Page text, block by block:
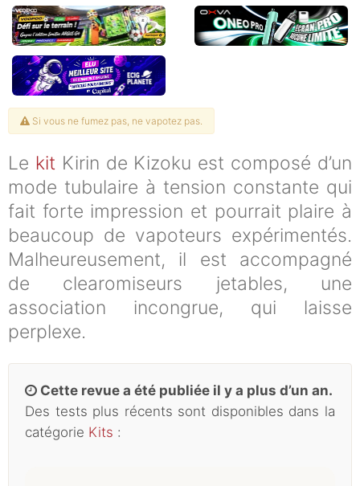
Si vous ne fumez pas, ne vapotez pas.
Le kitKirin de Kizoku est composé d’un
mode tubulaire à tension constante qui
fait forte impression et pourrait plaire à
beaucoup de vapoteurs expérimentés.
Malheureusement, il est accompagné
de clearomiseurs jetables, une
association incongrue, qui laisse
perplexe.
Cette revue a été publiée il y a plus d’un an.
Des tests plus récents sont disponibles dans la
catégorie Kits :